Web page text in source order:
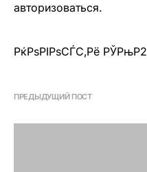
авторизоваться.
РќРѕРІРѕСЃС‚Рё РЎРњР2
ПРЕДЫДУЩИЙ ПОСТ